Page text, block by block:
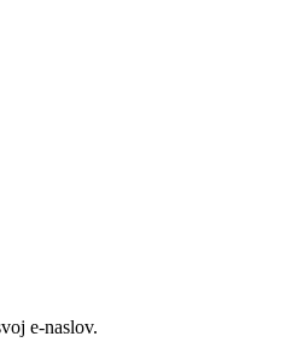
e-naslov.